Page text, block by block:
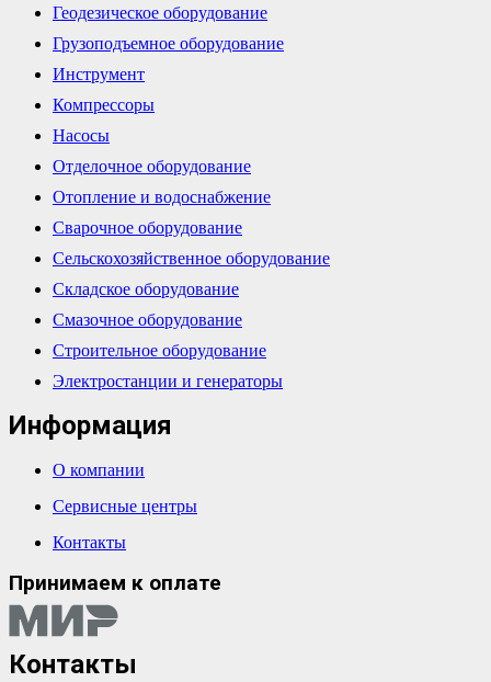
Геодезическое оборудование
Грузоподъемное оборудование
Инструмент
Компрессоры
Насосы
Отделочное оборудование
Отопление и водоснабжение
Сварочное оборудование
Сельскохозяйственное оборудование
Складское оборудование
Смазочное оборудование
Строительное оборудование
Электростанции и генераторы
Информация
О компании
Сервисные центры
Контакты
Принимаем к оплате
Контакты